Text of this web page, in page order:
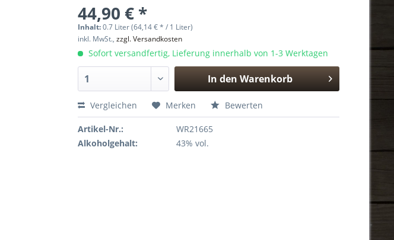
44,90 € *
Inhalt:0.7 Liter (64,14 € * / 1 Liter)
inkl. MwSt.,zzgl. Versandkosten
Sofort versandfertig, Lieferung innerhalb von 1-3 Werktagen
In den Warenkorb
Hinzugefügt
Vergleichen Merken Bewerten
Artikel-Nr.:
WR21665
Alkoholgehalt:
43% vol.